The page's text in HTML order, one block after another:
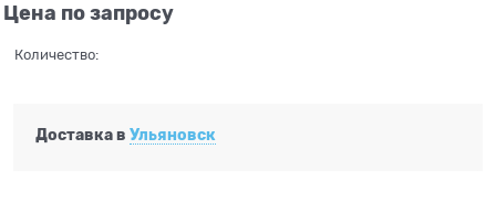
Цена по запросу
Количество:
Доставка в Ульяновск